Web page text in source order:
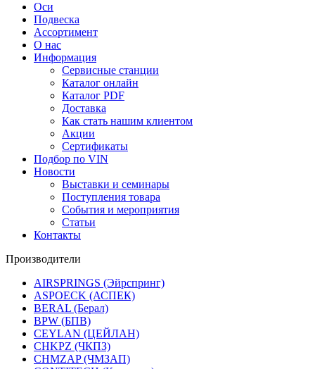
Оси
Подвеска
Ассортимент
О нас
Информация
Сервисные станции
Каталог онлайн
Каталог PDF
Доставка
Как стать нашим клиентом
Акции
Сертификаты
Подбор по VIN
Новости
Выставки и семинары
Поступления товара
События и мероприятия
Статьи
Контакты
Производители
AIRSPRINGS (Эйрспринг)
ASPOECK (АСПЕК)
BERAL (Берал)
BPW (БПВ)
CEYLAN (ЦЕЙЛАН)
CHKPZ (ЧКПЗ)
CHMZAP (ЧМЗАП)